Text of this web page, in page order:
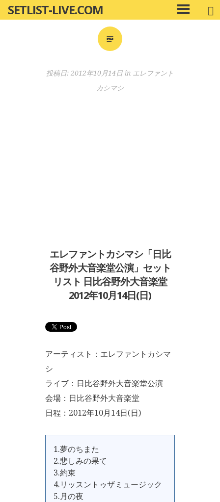
ン
SETLIST-LIVE.COM
メ
イ
投稿日: 2012年10月14日 in エレファント
カシマシ
エレファントカシマシ「日比
谷野外大音楽堂公演」セット
リスト 日比谷野外大音楽堂
2012年10月14日(日)
アーティスト：エレファントカシマ
シ
ライブ：日比谷野外大音楽堂公演
会場：日比谷野外大音楽堂
日程：2012年10月14日(日)
1.夢のちまた
2.悲しみの果て
3.約束
4.リッスントゥザミュージック
5.月の夜